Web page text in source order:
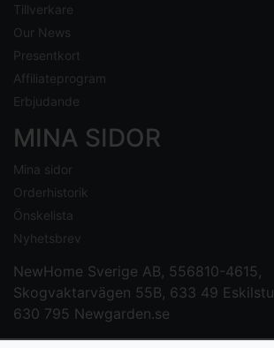
Tillverkare
Our News
Presentkort
Affiliateprogram
Erbjudande
MINA SIDOR
Mina sidor
Orderhistorik
Önskelista
Nyhetsbrev
NewHome Sverige AB, 556810-4615,
Skogvaktarvägen 55B, 633 49
630 795 Newgarden.se